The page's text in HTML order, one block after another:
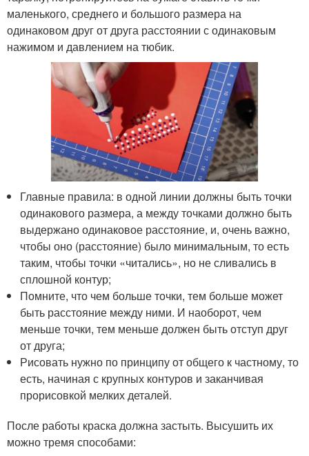
маленького, среднего и большого размера на
одинаковом друг от друга расстоянии с одинаковым
нажимом и давлением на тюбик.
Главные правила: в одной линии должны быть точки
одинакового размера, а между точками должно быть
выдержано одинаковое расстояние, и, очень важно,
чтобы оно (расстояние) было минимальным, то есть
таким, чтобы точки «читались», но не сливались в
сплошной контур;
Помните, что чем больше точки, тем больше может
быть расстояние между ними. И наоборот, чем
меньше точки, тем меньше должен быть отступ друг
от друга;
Рисовать нужно по принципу от общего к частному, то
есть, начиная с крупных контуров и заканчивая
прорисовкой мелких деталей.
После работы краска должна застыть. Высушить их
можно тремя способами: